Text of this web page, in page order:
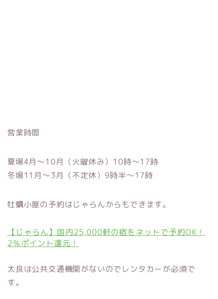
営業時間
夏場4月～10月（火曜休み）10時～17時
冬場11月～3月（不定休）9時半～17時
牡蠣小屋の予約はじゃらんからもできます。
【じゃらん】国内25,000軒の宿をネットで予約OK！
2％ポイント還元！
太良は公共交通機関がないのでレンタカーが必須で
す。